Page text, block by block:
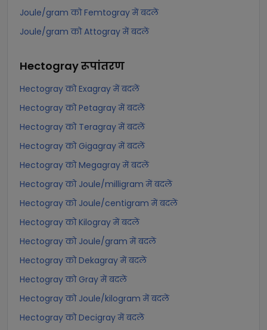
Joule/gram को Femtogray में बदलें
Joule/gram को Attogray में बदलें
Hectograyरूपांतरण
Hectogray को Exagray में बदलें
Hectogray को Petagray में बदलें
Hectogray को Teragray में बदलें
Hectogray को Gigagray में बदलें
Hectogray को Megagray में बदलें
Hectogray को Joule/milligram में बदलें
Hectogray को Joule/centigram में बदलें
Hectogray को Kilogray में बदलें
Hectogray को Joule/gram में बदलें
Hectogray को Dekagray में बदलें
Hectogray को Gray में बदलें
Hectogray को Joule/kilogram में बदलें
Hectogray को Decigray में बदलें